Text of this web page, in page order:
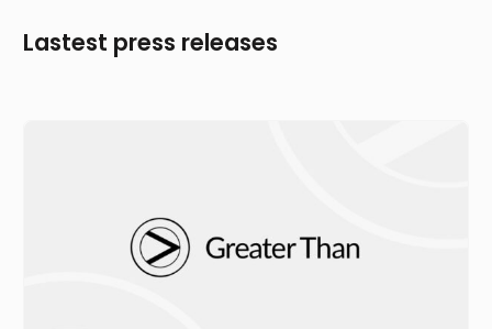
Lastest press releases